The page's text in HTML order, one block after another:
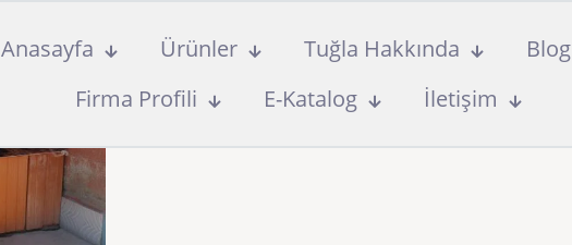
Anasayfa Ürünler Tuğla Hakkında
Blog
Firma Profili
E-Katalog İletişim